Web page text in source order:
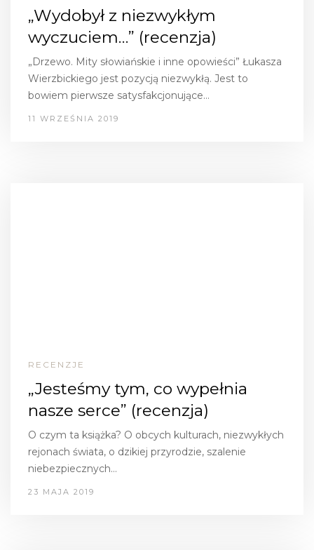
„Wydobył z niezwykłym
wyczuciem…” (recenzja)
„Drzewo. Mity słowiańskie i inne opowieści” Łukasza
Wierzbickiego jest pozycją niezwykłą. Jest to
bowiem pierwsze satysfakcjonujące…
11 WRZEŚNIA 2019
RECENZJE
„Jesteśmy tym, co wypełnia
nasze serce” (recenzja)
O czym ta książka? O obcych kulturach, niezwykłych
rejonach świata, o dzikiej przyrodzie, szalenie
niebezpiecznych…
23 MAJA 2019